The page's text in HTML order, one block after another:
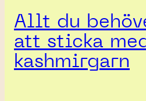
Allt du
att sticka
kashmirgarn